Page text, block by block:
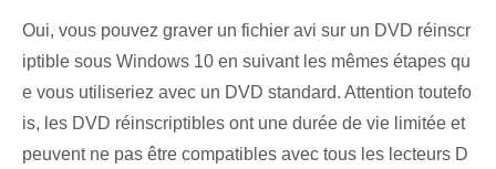
Oui, vous pouvez graver un fichier avi sur un DVD réinscr
iptible sous Windows 10 en suivant les mêmes étapes qu
e vous utiliseriez avec un DVD standard. Attention toutefo
is, les DVD réinscriptibles ont une durée de vie limitée et
peuvent ne pas être compatibles avec tous les lecteurs D